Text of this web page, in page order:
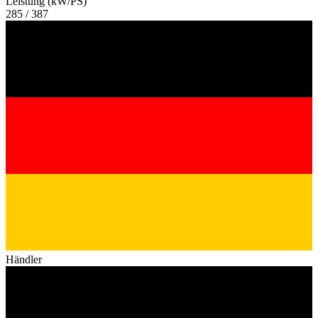
285 / 387
Händler